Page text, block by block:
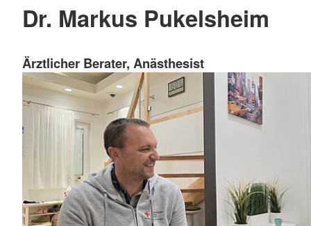
Dr. Markus Pukelsheim
Ärztlicher Berater, Anästhesist